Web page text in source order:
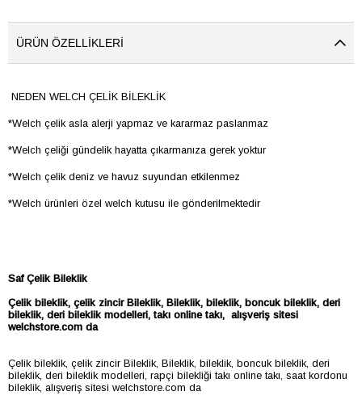
ÜRÜN ÖZELLIKLERI
NEDEN WELCH ÇELİK BİLEKLİK
*Welch çelik asla alerji yapmaz ve kararmaz paslanmaz
*Welch çeliği gündelik hayatta çıkarmanıza gerek yoktur
*Welch çelik deniz ve havuz suyundan etkilenmez
*Welch ürünleri özel welch kutusu ile gönderilmektedir
Saf Çelik Bileklik
Çelik bileklik, çelik zincirBileklik, Bileklik, bileklik, boncuk bileklik, deri
bileklik, deri bileklik modelleri, takı online takı, alışveriş sitesi
welchstore.com da
Çelik bileklik, çelik zincir Bileklik, Bileklik, bileklik, boncuk bileklik, deri
bileklik, deri bileklik modelleri, rapçi bilekliği takı online takı, saat kordonu
bileklik, alışveriş sitesi welchstore.com da